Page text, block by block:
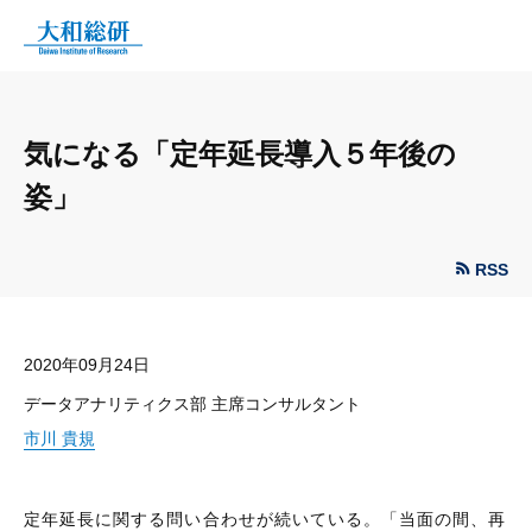
気になる「定年延長導入５年後の
姿」
RSS
2020年09月24日
データアナリティクス部 主席コンサルタント
市川 貴規
定年延長に関する問い合わせが続いている。「当面の間、再